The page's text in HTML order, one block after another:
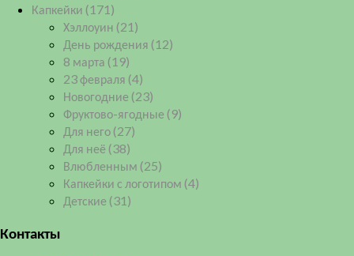
Капкейки (171)
Хэллоуин (21)
День рождения (12)
8 марта (19)
23 февраля (4)
Новогодние (23)
Фруктово-ягодные (9)
Для него (27)
Для неё (38)
Влюбленным (25)
Капкейки с логотипом (4)
Детские (31)
Контакты